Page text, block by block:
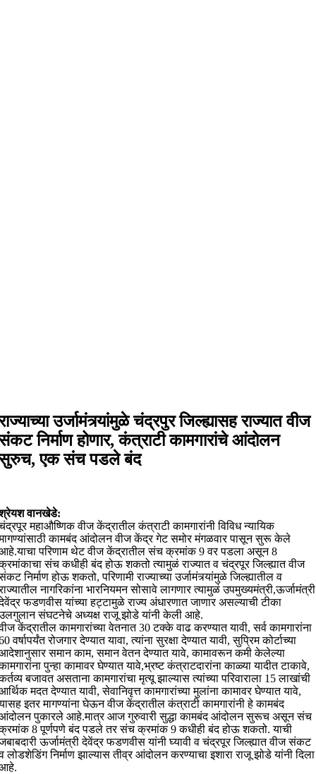
उर्जामंत्र्यांमुळे चंद्रपुर जिल्ह्यासह राज्यात वीज
निर्माण होणार, कंत्राटी कामगारांचे आंदोलन
एक संच पडले बंद
वानखेडे:
महाऔष्णिक वीज केंद्रातील कंत्राटी कामगारांनी विविध न्यायिक
कामबंद आंदोलन वीज केंद्र गेट समोर मंगळवार पासून सुरू केले
परिणाम थेट वीज केंद्रातील संच क्रमांक 9 वर पडला असून 8
संच कधीही बंद होऊ शकतो त्यामुळं राज्यात व चंद्रपूर जिल्ह्यात वीज
निर्माण होऊ शकतो, परिणामी राज्याच्या उर्जामंत्र्यांमुळे जिल्ह्यातील व
नागरिकांना भारनियमन सोसावे लागणार त्यामुळं उपमुख्यमंत्री,ऊर्जामंत्री
फडणवीस यांच्या हट्टामुळे राज्य अंधारणात जाणार असल्याची टीका
संघटनेचे अध्यक्ष राजू झोडे यांनी केली आहे.
केंद्रातील कामगारांच्या वेतनात 30 टक्के वाढ करण्यात यावी, सर्व कामगारांना
वर्षापर्यंत रोजगार देण्यात यावा, त्यांना सुरक्षा देण्यात यावी, सुप्रिम कोर्टाच्या
समान काम, समान वेतन देण्यात यावे, कामावरून कमी केलेल्या
पुन्हा कामावर घेण्यात यावे,भ्रष्ट कंत्राटदारांना काळ्या यादीत टाकावे,
बजावत असताना कामगारांचा मृत्यू झाल्यास त्यांच्या परिवाराला 15 लाखांची
मदत देण्यात यावी, सेवानिवृत्त कामगारांच्या मुलांना कामावर घेण्यात यावे,
इतर मागण्यांना घेऊन वीज केंद्रातील कंत्राटी कामगारांनी हे कामबंद
पुकारले आहे.मात्र आज गुरुवारी सुद्धा कामबंद आंदोलन सुरूच असून संच
8 पूर्णपणे बंद पडले तर संच क्रमांक 9 कधीही बंद होऊ शकतो. याची
ऊर्जामंत्री देवेंद्र फडणवीस यांनी घ्यावी व चंद्रपूर जिल्ह्यात वीज संकट
लोडशेडिंग निर्माण झाल्यास तीव्र आंदोलन करण्याचा इशारा राजू झोडे यांनी दिला